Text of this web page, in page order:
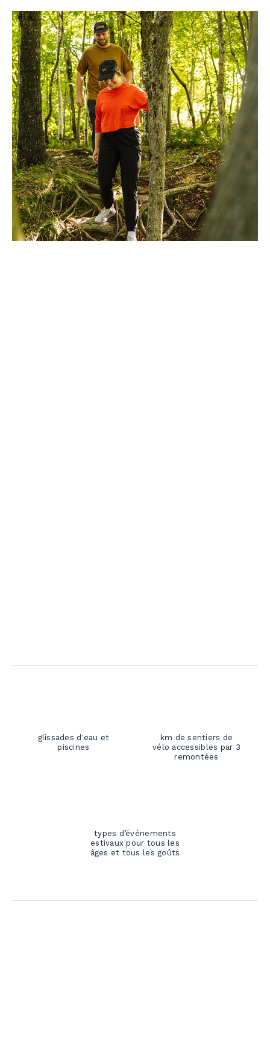
glissades d'eau et
piscines
km de sentiers de
vélo accessibles par 3
remontées
types d’événements
estivaux pour tous les
âges et tous les goûts